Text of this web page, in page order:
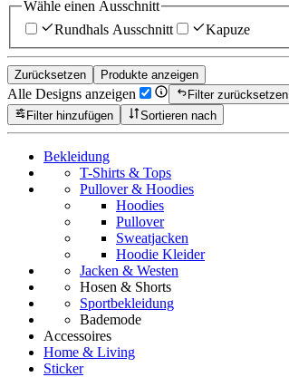
Wähle einen Ausschnitt
Rundhals Ausschnitt
Kapuze
Zurücksetzen Produkte anzeigen
Alle Designs anzeigen
Filter zurücksetzen
Filter hinzufügen
Sortieren nach
Bekleidung
T-Shirts & Tops
Pullover & Hoodies
Hoodies
Pullover
Sweatjacken
Hoodie Kleider
Jacken & Westen
Hosen & Shorts
Sportbekleidung
Bademode
Accessoires
Home & Living
Sticker